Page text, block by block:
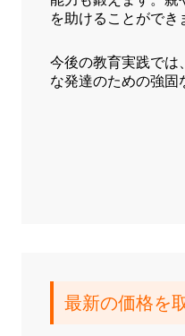
を助けることができ
今後の教育実践では
な発達のための強固
最新の価格を